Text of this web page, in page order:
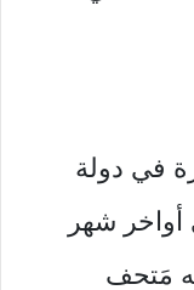
في دولة
شهر
مَتحف